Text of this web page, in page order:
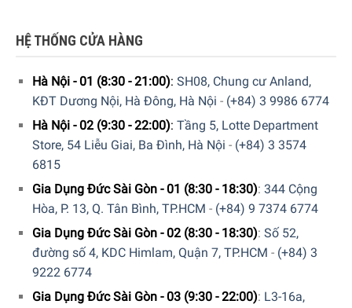
Kệ bảo quản bằng gỗ sồi châu Âu
Kệ bảo quảncủa thiết bị được làm từgỗ sồi chất lượng
cao nhập khẩu từ châu Âu . Hệ thống giá đỡ này không chỉ
an toàn,tránh va đập , mà còn giúp hấp thụ độ rungkhi
máy nén hoạt động. Điều này giúp giảm tối đa rung chấn,
tạo một môi trường ổn định, ngăn chặn tình trạng rượu
vang bị lắng đọng khi bảo quản trong thời gian dài. Hơn
nữa, thiết bị còn được tích hợp giá đỡ có thanh trượt êm ái,
giúp quý khách có thể dễ dàng lấy và đặt lại những chai
rượu ở những vị trí sâu bên trong một cách thuận tiện.
HỆ THỐNG CỬA HÀNG
Hà Nội - 01 (8:30 - 21:00): SH08, Chung cư Anland,
KĐT Dương Nội, Hà Đông, Hà Nội - (+84) 3 9986 6774
Hà Nội - 02 (9:30 - 22:00): Tầng 5, Lotte Department
Store, 54 Liễu Giai, Ba Đình, Hà Nội - (+84) 3 3574
6815
Gia Dụng Đức Sài Gòn - 01 (8:30 - 18:30): 344 Cộng
Hòa, P. 13, Q. Tân Bình, TP.HCM - (+84) 9 7374 6774
Gia Dụng Đức Sài Gòn - 02 (8:30 - 18:30): Số 52,
đường số 4, KDC Himlam, Quận 7, TP.HCM - (+84) 3
9222 6774
Gia Dụng Đức Sài Gòn - 03 (9:30 - 22:00): L3-16a,